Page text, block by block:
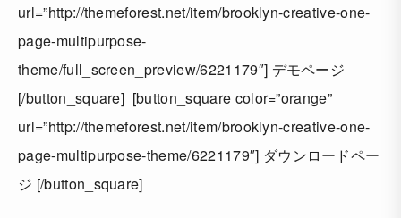
url=”http://themeforest.net/item/brooklyn-creative-one-
page-multipurpose-
theme/full_screen_preview/6221179″] デモページ
[/button_square] [button_square color=”orange”
url=”http://themeforest.net/item/brooklyn-creative-one-
page-multipurpose-theme/6221179″] ダウンロードペー
ジ [/button_square]